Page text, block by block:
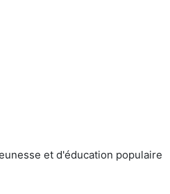
et d'éducation populaire